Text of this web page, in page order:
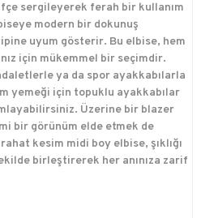
sergileyerek ferah bir kullanım
modern bir dokunuş
uyum gösterir. Bu elbise, hem
için mükemmel bir seçimdir.
ya da spor ayakkabılarla
yemeği için topuklu ayakkabılar
Üzerine bir blazer
bir görünüm elde etmek de
kesim midi boy elbise, şıklığı
birleştirerek her anınıza zarif